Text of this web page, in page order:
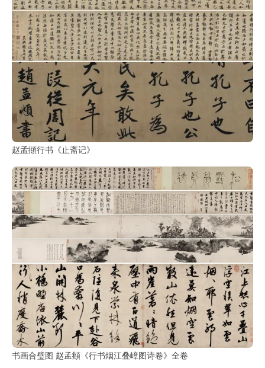
赵孟頫行书《止斋记》
书画合璧图 赵孟頫《行书烟江叠嶂图诗卷》全卷